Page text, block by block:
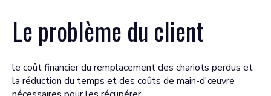
Le problème du client
le coût financier du remplacement des chariots perdus et
la réduction du temps et des coûts de main-d'œuvre